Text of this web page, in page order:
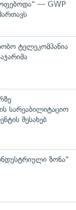
— GWP
ტელეკომპანია
სარეაბილიტაციო
შესახებ
ზონა"